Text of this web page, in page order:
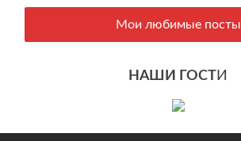
Мои любимые посты
НАШИ ГОСТИ